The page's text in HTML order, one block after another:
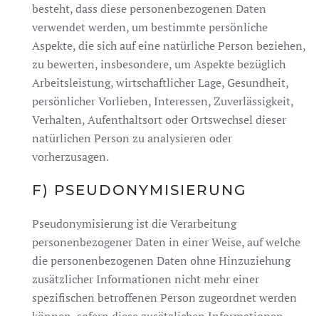
besteht, dass diese personenbezogenen Daten
verwendet werden, um bestimmte persönliche
Aspekte, die sich auf eine natürliche Person beziehen,
zu bewerten, insbesondere, um Aspekte bezüglich
Arbeitsleistung, wirtschaftlicher Lage, Gesundheit,
persönlicher Vorlieben, Interessen, Zuverlässigkeit,
Verhalten, Aufenthaltsort oder Ortswechsel dieser
natürlichen Person zu analysieren oder
vorherzusagen.
F) PSEUDONYMISIERUNG
Pseudonymisierung ist die Verarbeitung
personenbezogener Daten in einer Weise, auf welche
die personenbezogenen Daten ohne Hinzuziehung
zusätzlicher Informationen nicht mehr einer
spezifischen betroffenen Person zugeordnet werden